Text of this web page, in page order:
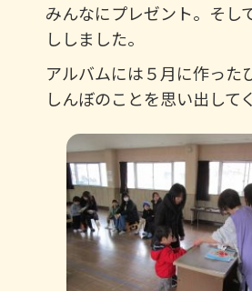
みんなにプレゼント。そし
ししました。
アルバムには５月に作った
しんぼのことを思い出し